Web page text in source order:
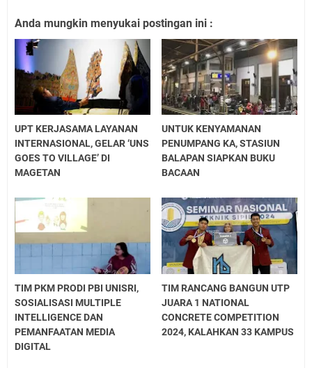
Anda mungkin menyukai postingan ini :
UPT KERJASAMA LAYANAN
INTERNASIONAL, GELAR ‘UNS
GOES TO VILLAGE’ DI
MAGETAN
UNTUK KENYAMANAN
PENUMPANG KA, STASIUN
BALAPAN SIAPKAN BUKU
BACAAN
TIM PKM PRODI PBI UNISRI,
SOSIALISASI MULTIPLE
INTELLIGENCE DAN
PEMANFAATAN MEDIA
DIGITAL
TIM RANCANG BANGUN UTP
JUARA 1 NATIONAL
CONCRETE COMPETITION
2024, KALAHKAN 33 KAMPUS